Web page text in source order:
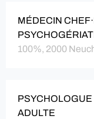
MÉDECIN
100%, 2000
ADULTE